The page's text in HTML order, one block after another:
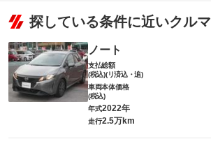
探している条件に近いクルマ
ノート
支払総額
(税込)(リ済込・追)
車両本体価格
(税込)
年式2022年
走行2.5万km